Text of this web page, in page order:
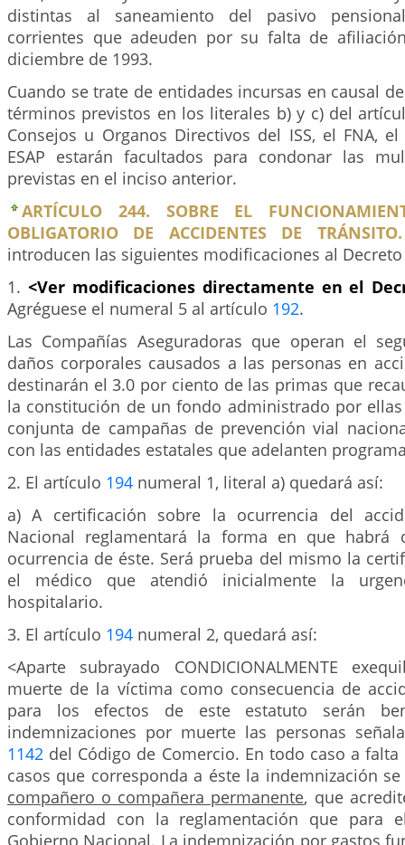
distintas al saneamiento del pasivo
corrientes que adeuden por su falta de
diciembre de 1993.
Cuando se trate de entidades incursas en causal
términos previstos en los literales b) y c) del
Consejos u Organos Directivos del ISS, el FNA, el
ESAP estarán facultados para condonar las
previstas en el inciso anterior.
ARTÍCULO 244. SOBRE EL
OBLIGATORIO DE ACCIDENTES DE TRÁNSITO.
introducen las siguientes modificaciones al Decreto
1. <Ver modificaciones directamente en el
Agréguese el numeral 5 al artículo 192.
Las Compañías Aseguradoras que operan el
daños corporales causados a las personas en
destinarán el 3.0 por ciento de las primas que
la constitución de un fondo administrado por
conjunta de campañas de prevención vial
con las entidades estatales que adelanten
2. El artículo 194 numeral 1, literal a) quedará así:
a) A certificación sobre la ocurrencia del
Nacional reglamentará la forma en que habrá
ocurrencia de éste. Será prueba del mismo la
el médico que atendió inicialmente la
hospitalario.
3. El artículo 194 numeral 2, quedará así:
<Aparte subrayado CONDICIONALMENTE
muerte de la víctima como consecuencia de
para los efectos de este estatuto serán
indemnizaciones por muerte las personas
1142 del Código de Comercio. En todo caso a
casos que corresponda a éste la indemnización
compañero o compañera permanente, que
conformidad con la reglamentación que para
Gobierno Nacional. La indemnización por gastos